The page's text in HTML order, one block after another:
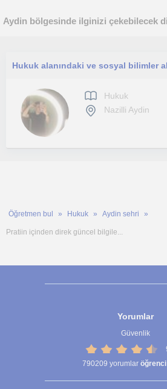
Aydin bölgesinde ilginizi çekebilecek
Hukuk
Nazilli Aydin
Öğretmen bul Hukuk Aydin sehri
Pratiin içinden direk güncel bilgile...
Yorumlar
Güvenlik
790209 yorumlar öğrenci